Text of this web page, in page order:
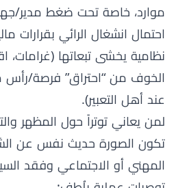
موارد، خاصة تحت ضغط مدير/
احتمال انشغال الرائي بقرارات
نظامية يخشى تبعاتها (غرامات،
الخوف من “احتراق” فرصة/رأس
عند أهل التعبير).
لمن يعاني توتراً حول المظهر
تكون الصورة حديث نفس عن
المهني أو الاجتماعي وفقد